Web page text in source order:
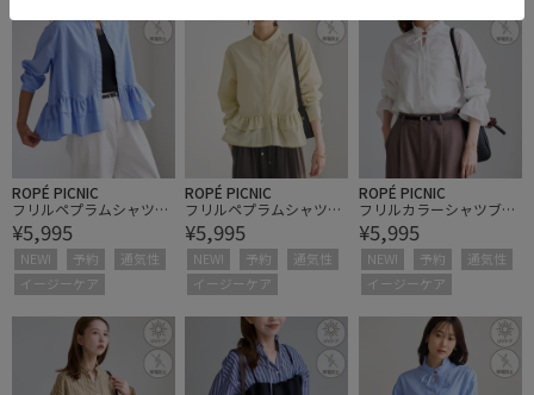
ROPÉ PICNIC
フリルペプラムシャツブ
ラウス/UVケア・イージ
ーケア・リンクコーデ
¥5,995
NEW! 予約
通気性
イージーケア
ROPÉ PICNIC
フリルペプラムシャツブ
ラウス/UVケア・イージ
ーケア・リンクコーデ
¥5,995
NEW! 予約
通気性
イージーケア
ROPÉ PICNIC
フリルカラーシャツブラ
ウス/UVケア・イージー
ケア・リンクコーデ
¥5,995
NEW! 予約
通気性
イージーケア